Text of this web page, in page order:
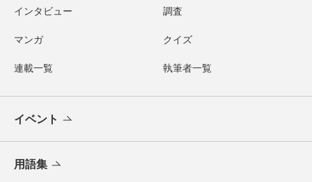
インタビュー 調査
マンガ クイズ
連載一覧 執筆者一覧
イベント
用語集